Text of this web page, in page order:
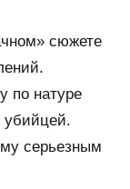
сюжете
по натуре
убийцей.
серьезным